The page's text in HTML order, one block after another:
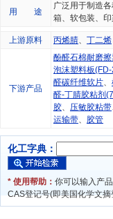
用 途
广泛用于制造
箱、软包装、
上游原料 丙烯腈、 丁二烯
下游产品
酚醛石棉耐磨
泡沫塑料板
醛碳纤维软片、
醛-丁腈胶粘剂
胶、 压敏胶粘带
运输带、 胶管
化工字典：
* 使用帮助： 你可以输入产
CAS登记号(即美国化学文摘